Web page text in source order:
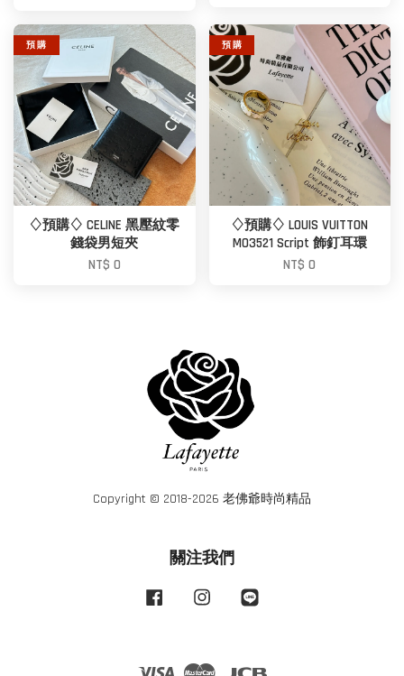
預 購
♢預購♢ CELINE 黑壓紋零
錢袋男短夾
NT$ 0
預 購
♢預購♢ LOUIS VUITTON
M03521 Script 飾釘耳環
NT$ 0
Copyright © 2018-2026 老佛爺時尚精品
關注我們
Facebook Instagram
Visa Master